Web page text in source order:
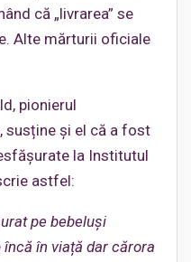
că „livrarea” se
Alte mărturii oficiale
pionierul
susține și el că a fost
la Institutul
astfel:
pe bebeluși
în viață dar cărora